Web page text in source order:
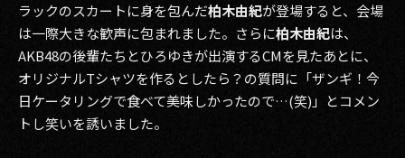
ラックのスカートに身を包んだ柏木由紀が登場すると、会場
は一際大きな歓声に包まれました。さらに柏木由紀は、
AKB48の後輩たちとひろゆきが出演するCMを見たあとに、
オリジナルTシャツを作るとしたら？の質問に「ザンギ！今
日ケータリングで食べて美味しかったので…(笑)」とコメン
トし笑いを誘いました。